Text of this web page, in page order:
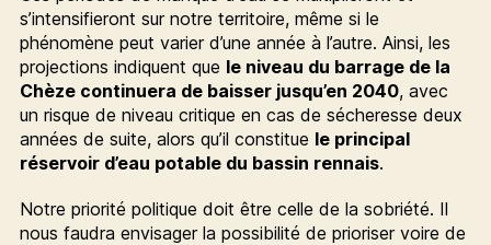
s’intensifieront sur notre territoire, même si le
phénomène peut varier d’une année à l’autre. Ainsi, les
projections indiquent que le niveau du barrage de la
Chèze continuera de baisser jusqu’en 2040, avec
un risque de niveau critique en cas de sécheresse deux
années de suite, alors qu’il constitue le principal
réservoir d’eau potable du bassin rennais.
Notre priorité politique doit être celle de la sobriété. Il
nous faudra envisager la possibilité de prioriser voire de